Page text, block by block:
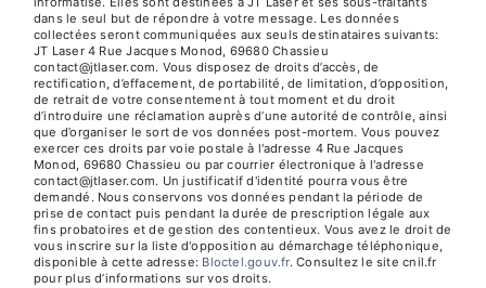
dans le seul but de répondre à votre message. Les données
collectées seront communiquées aux seuls destinataires suivants:
JT Laser 4 Rue Jacques Monod, 69680 Chassieu
contact@jtlaser.com. Vous disposez de droits d’accès, de
rectification, d’effacement, de portabilité, de limitation, d’opposition,
de retrait de votre consentement à tout moment et du droit
d’introduire une réclamation auprès d’une autorité de contrôle, ainsi
que d’organiser le sort de vos données post-mortem. Vous pouvez
exercer ces droits par voie postale à l'adresse 4 Rue Jacques
Monod, 69680 Chassieu ou par courrier électronique à l'adresse
contact@jtlaser.com. Un justificatif d'identité pourra vous être
demandé. Nous conservons vos données pendant la période de
prise de contact puis pendant la durée de prescription légale aux
fins probatoires et de gestion des contentieux. Vous avez le droit de
vous inscrire sur la liste d'opposition au démarchage téléphonique,
disponible à cette adresse: Bloctel.gouv.fr. Consultez le site cnil.fr
pour plus d’informations sur vos droits.